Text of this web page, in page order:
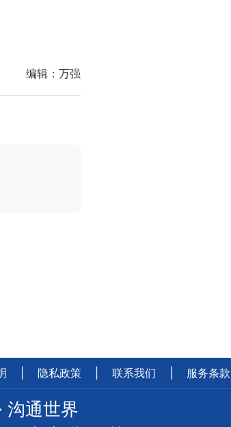
编辑： 万强
隐私政策 联系我们 服务条款
沟通世界